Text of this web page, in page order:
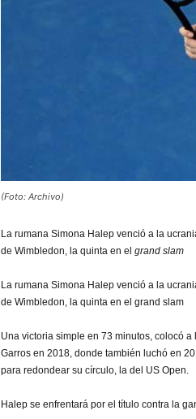
(Foto: Archivo)
La rumana Simona Halep venció a la
de Wimbledon, la quinta en el grand slam
La rumana Simona Halep venció a la
de Wimbledon, la quinta en el grand slam
Una victoria simple en 73 minutos, colocó
Garros en 2018, donde también luchó en
para redondear su círculo, la del US Open.
Halep se enfrentará por el título contra la